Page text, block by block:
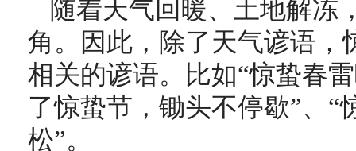
随着天气回暖、土地解冻
角。因此，除了天气谚语，
相关的谚语。比如“惊蛰春
了惊蛰节，锄头不停歇”、 “
松”。